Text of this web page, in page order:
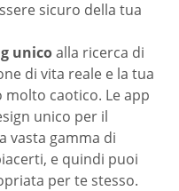
sicuro della tua
unicoalla ricerca di
di vita reale e la tua
caotico. Le app
unico per il
vasta gamma di
e quindi puoi
per te stesso.